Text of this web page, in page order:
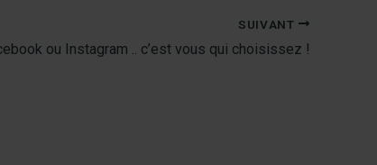
SUIVANT
ou Instagram .. c’est vous qui choisissez !